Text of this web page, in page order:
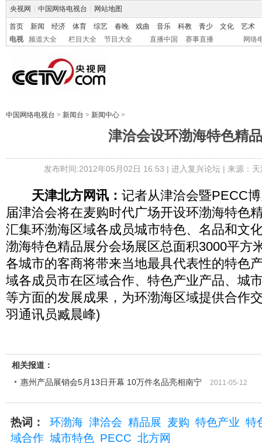
央视网 中国网络电视台 网站地图
首页 新闻 经济 体育 综艺 春晚 戏曲 音乐 科教 青少 文化
艺术
电视
频道大全 栏目大全 节目大全 直播中国 赛事直播 网络
中国网络电视台 > 新闻台 > 新闻中心 >
津洽会设环渤海特色精
发布时间:2012年05月02日 16:53 | 进入复兴论坛| 来源：
天津北方网讯： 记者从津洽会暨PECC
届津洽会将在麦购时代广场开设环渤海特色
汇集环渤海区域各成员城市特色、名品和文
渤海特色精品展分会场展区总面积3000平方
各城市的客商将带来当地最具代表性的特色
域各成员市在区域合作、特色产业产品、城
等方面的发展成果，为环渤海区域提供合作
羽通讯员臧晨峰)
相关报道：
惠州产品展销会5月13日开幕 10万件名品亮相南宁
2011-05-12
热词： 环渤海 津洽会 精品展 麦购 特色产业 特
域合作 城市特色 PECC 北方网